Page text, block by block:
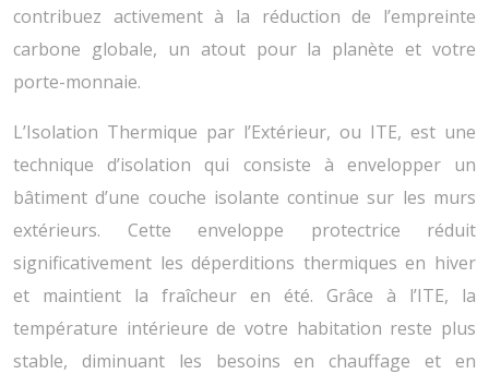
contribuez activement à la réduction de l’empreinte
carbone globale, un atout pour la planète et votre
porte-monnaie.
L’Isolation Thermique par l’Extérieur, ou ITE, est une
technique d’isolation qui consiste à envelopper un
bâtiment d’une couche isolante continue sur les murs
extérieurs. Cette enveloppe protectrice réduit
significativement les déperditions thermiques en hiver
et maintient la fraîcheur en été. Grâce à l’ITE, la
température intérieure de votre habitation reste plus
stable, diminuant les besoins en chauffage et en